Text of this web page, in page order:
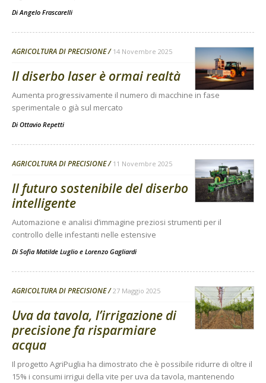
DiAngelo Frascarelli
AGRICOLTURA DI PRECISIONE 14 Novembre 2025
Il diserbo laser è ormai realtà
Aumenta progressivamente il numero di macchine in fase
sperimentale o già sul mercato
Di Ottavio Repetti
AGRICOLTURA DI PRECISIONE 11 Novembre 2025
Il futuro sostenibile del diserbo
intelligente
Automazione e analisi d’immagine preziosi strumenti per il
controllo delle infestanti nelle estensive
Di Sofia Matilde Luglio e Lorenzo Gagliardi
AGRICOLTURA DI PRECISIONE 27 Maggio 2025
Uva da tavola, l’irrigazione di
precisione fa risparmiare
acqua
Il progetto AgriPuglia ha dimostrato che è possibile ridurre di oltre il
15% i consumi irrigui della vite per uva da tavola, mantenendo